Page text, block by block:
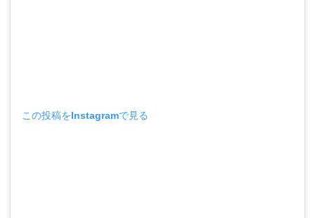
この投稿をInstagramで見る